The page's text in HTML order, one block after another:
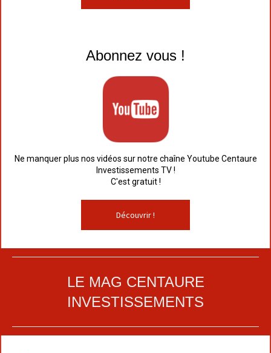
Abonnez vous !
Ne manquer plus nos vidéos sur notre chaîne Youtube Centaure
Investissements TV !
C'est gratuit !
Découvrir !
LE MAG CENTAURE
INVESTISSEMENTS